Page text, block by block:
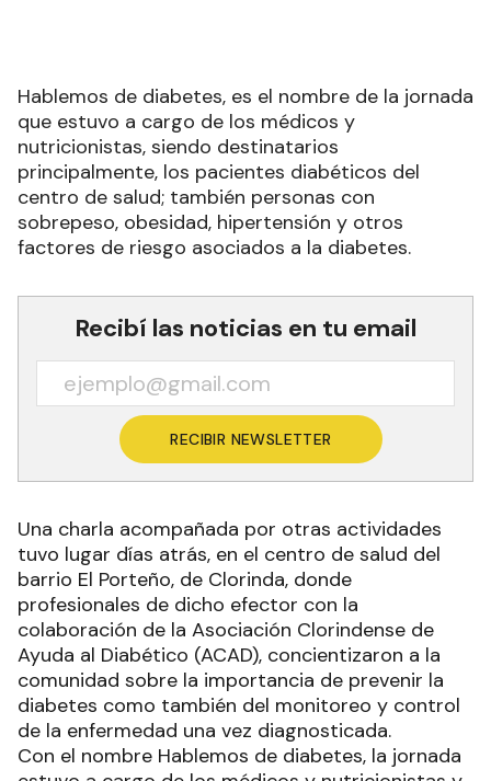
Hablemos de diabetes, es el nombre de la jornada
que estuvo a cargo de los médicos y
nutricionistas, siendo destinatarios
principalmente, los pacientes diabéticos del
centro de salud; también personas con
sobrepeso, obesidad, hipertensión y otros
factores de riesgo asociados a la diabetes.
Recibí las noticias en tu email
RECIBIR NEWSLETTER
Una charla acompañada por otras actividades
tuvo lugar días atrás, en el centro de salud del
barrio El Porteño, de Clorinda, donde
profesionales de dicho efector con la
colaboración de la Asociación Clorindense de
Ayuda al Diabético (ACAD), concientizaron a la
comunidad sobre la importancia de prevenir la
diabetes como también del monitoreo y control
de la enfermedad una vez diagnosticada.
Con el nombre Hablemos de diabetes, la jornada